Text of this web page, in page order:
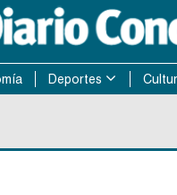
Deportes